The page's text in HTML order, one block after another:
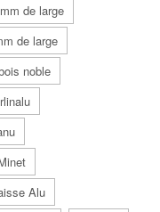
de large
de large
noble
Alu